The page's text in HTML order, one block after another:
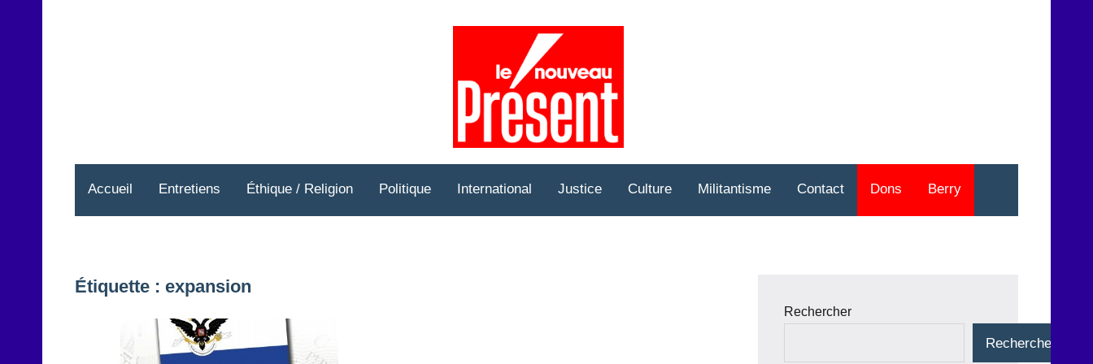
Accueil Entretiens Éthique / Religion Politique International Justice Culture Militantisme Contact Dons Berry
Étiquette : expansion
Rechercher
Rechercher